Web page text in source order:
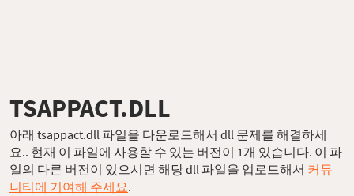
TSAPPACT.DLL
아래 tsappact.dll 파일을 다운로드해서 dll 문제를 해결하세
요.. 현재 이 파일에 사용할 수 있는 버전이 1개 있습니다. 이 파
일의 다른 버전이 있으시면 해당 dll 파일을 업로드해서 커뮤
니티에 기여해 주세요.